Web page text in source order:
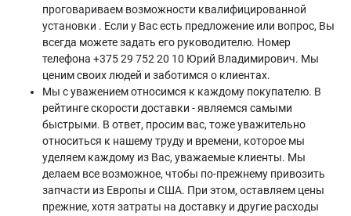
проговариваем возможности квалифицированной
установки . Если у Вас есть предложение или вопрос, Вы
всегда можете задать его руководителю. Номер
телефона +375 29 752 20 10 Юрий Владимирович. Мы
ценим своих людей и заботимся о клиентах.
Мы с уважением относимся к каждому покупателю. В
рейтинге скорости доставки - являемся самыми
быстрыми. В ответ, просим вас, тоже уважительно
относиться к нашему труду и времени, которое мы
уделяем каждому из Вас, уважаемые клиенты. Мы
делаем все возможное, чтобы по-прежнему привозить
запчасти из Европы и США. При этом, оставляем цены
прежние, хотя затраты на доставку и другие расходы